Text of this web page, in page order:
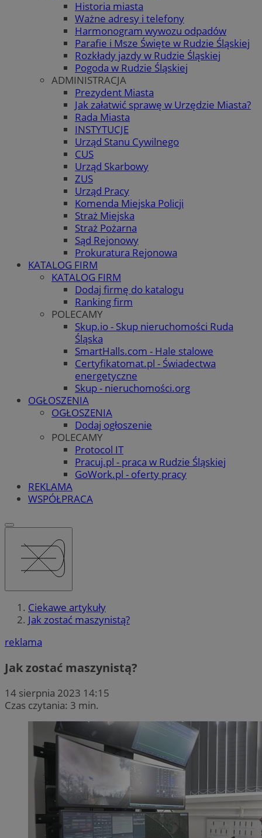
Historia miasta
Ważne adresy i telefony
Harmonogram wywozu odpadów
Parafie i Msze Święte w Rudzie Śląskiej
Rozkłady jazdy w Rudzie Śląskiej
Pogoda w Rudzie Śląskiej
ADMINISTRACJA
Prezydent Miasta
Jak załatwić sprawę w Urzędzie Miasta?
Rada Miasta
INSTYTUCJE
Urząd Stanu Cywilnego
CUS
Urząd Skarbowy
ZUS
Urząd Pracy
Komenda Miejska Policji
Straż Miejska
Straż Pożarna
Sąd Rejonowy
Prokuratura Rejonowa
KATALOG FIRM
KATALOG FIRM
Dodaj firmę do katalogu
Ranking firm
POLECAMY
Skup.io - Skup nieruchomości Ruda
Śląska
SmartHalls.com - Hale stalowe
Certyfikatomat.pl - Świadectwa
energetyczne
Skup - nieruchomości.org
OGŁOSZENIA
OGŁOSZENIA
Dodaj ogłoszenie
POLECAMY
Protocol IT
Pracuj.pl - praca w Rudzie Śląskiej
GoWork.pl - oferty pracy
REKLAMA
WSPÓŁPRACA
Ciekawe artykuły
Jak zostać maszynistą?
reklama
Jak zostać maszynistą?
14 sierpnia 2023 14:15
Czas czytania: 3 min.